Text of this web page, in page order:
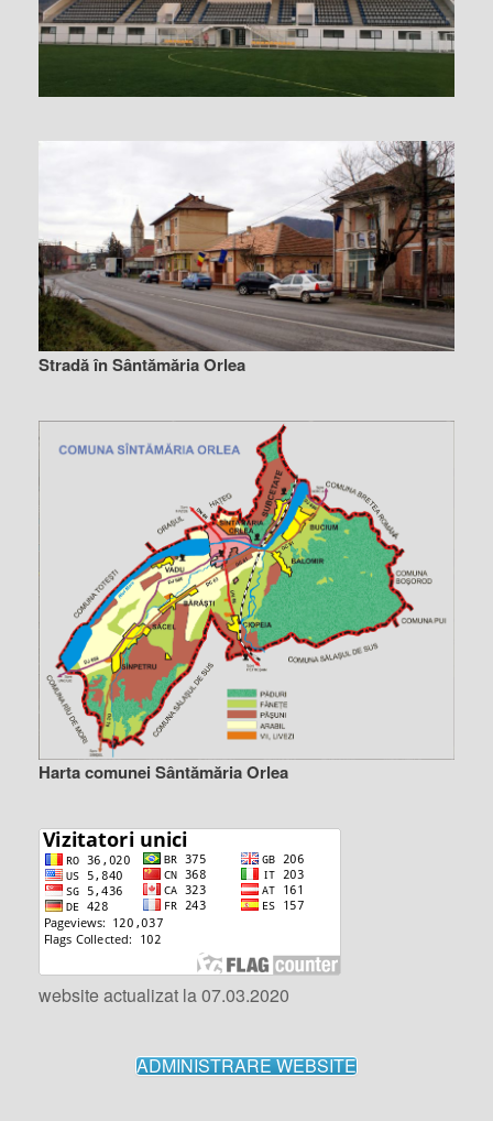
Stradă în Sântămăria Orlea
Harta comunei Sântămăria Orlea
website actualizat la 07.03.2020
ADMINISTRARE WEBSITE